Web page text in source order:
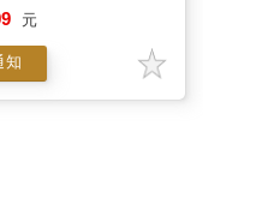
元
知